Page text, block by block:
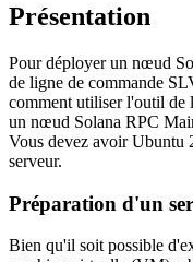
Présentation
Pour déployer un nœud
de ligne de commande
comment utiliser l'outil de
un nœud Solana RPC
Vous devez avoir Ubuntu
serveur.
Préparation d'un
Bien qu'il soit possible